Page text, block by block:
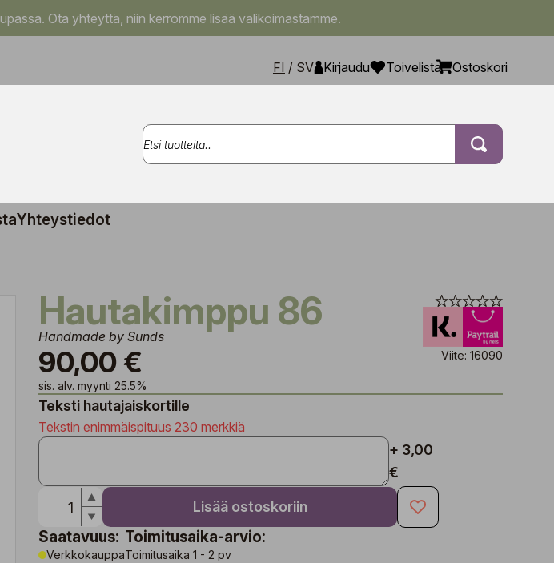
Ota yhteyttä, niin kerromme lisää valikoimastamme.
FI / SV Kirjaudu Toivelista Ostoskori
Yhteystiedot
Hautakimppu 86
Handmade by Sunds
90,00 €
sis. alv. myynti 25.5%
Viite: 16090
Teksti hautajaiskortille
Tekstin enimmäispituus 230 merkkiä
+ 3,00
€
Lisää ostoskoriin
Saatavuus:
Verkkokauppa
Toimitusaika-arvio:
Toimitusaika 1 - 2 pv